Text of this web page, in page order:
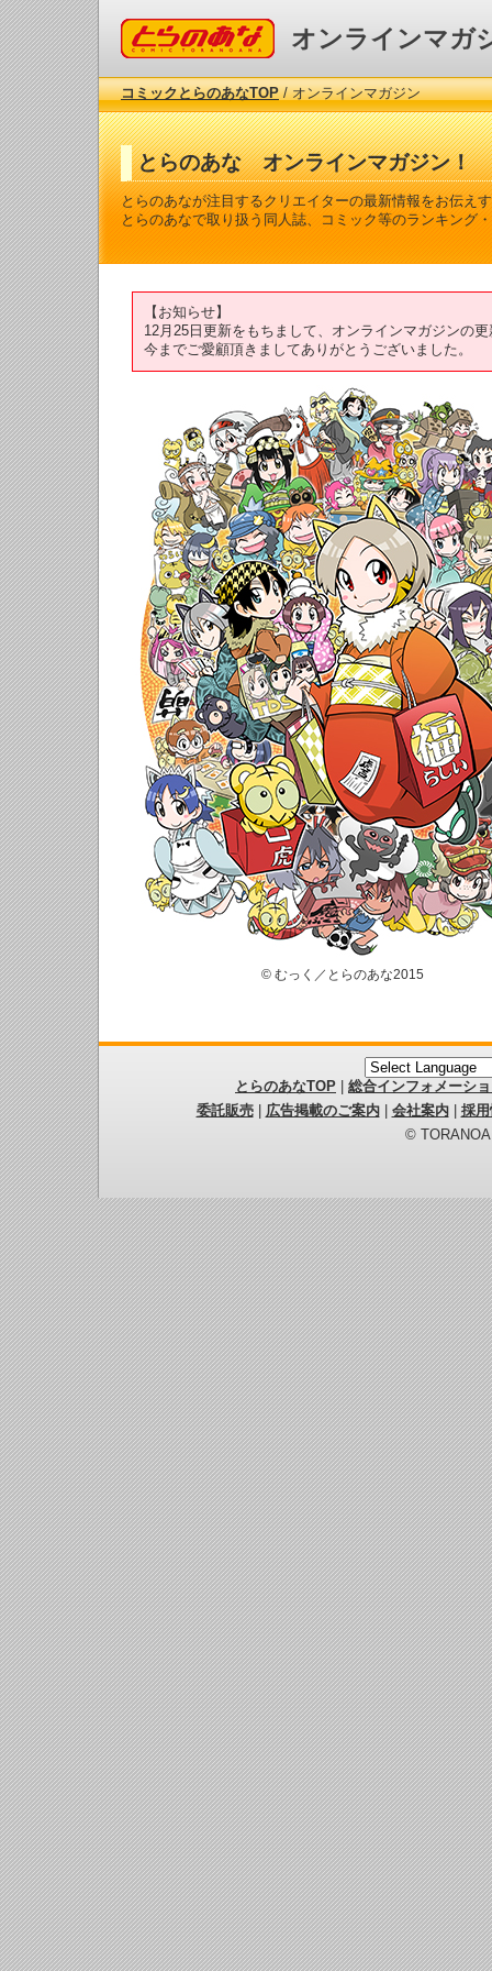
コミックとらのあな オンラインマガ
コミックとらのあなTOP/ オンラインマガジン
とらのあな オンラインマガジン！
とらのあなが注目するクリエイターの最新情報をお伝え
とらのあなで取り扱う同人誌、コミック等のランキング
【お知らせ】
12月25日更新をもちまして、オンラインマガジンの
今までご愛顧頂きましてありがとうございました。
© むっく／とらのあな2015
とらのあなTOP
総合インフォメーシ
委託販売| 広告掲載のご案内| 会社案内| 採
©